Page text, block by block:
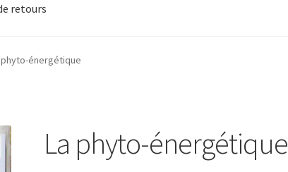
retours
phyto-énergétique
La phyto-énergétique